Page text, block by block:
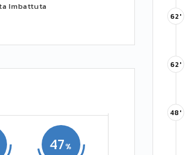
Imbattuta
47
62'
62'
48'